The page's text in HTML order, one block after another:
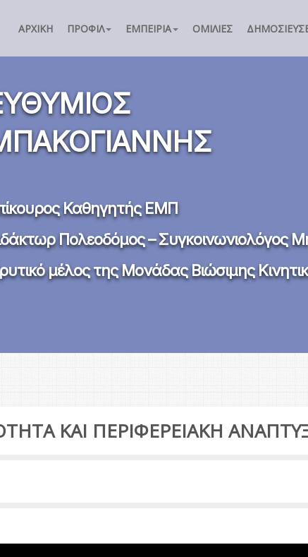
ΑΡΧΙΚΉ ΠΡΟΦΊΛ ΕΜΠΕΙΡΊΑ ΟΜΙΛΊΕΣ
Καθηγητής ΕΜΠ
Πολεοδόμος – Συγκοινωνιολόγος
μέλος της Μονάδας Βιώσιμης
ΚΑΙ ΠΕΡΙΦΕΡΕΙΑΚΗ